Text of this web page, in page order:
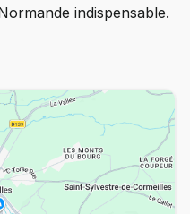
indispensable.